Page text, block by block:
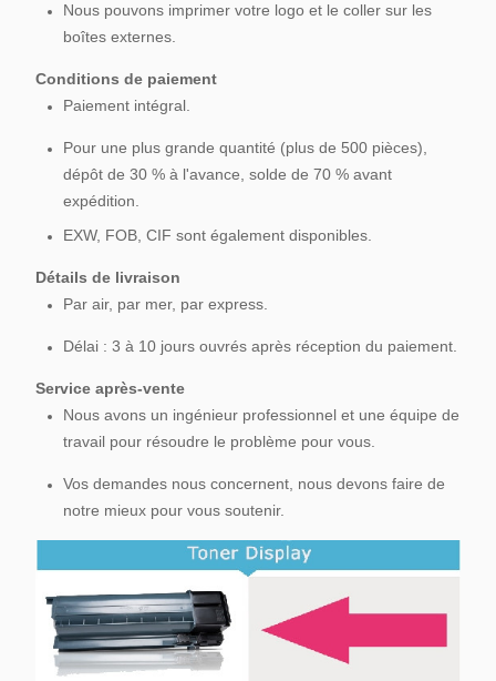
Nous pouvons imprimer votre logo et le coller sur les
boîtes externes.
Conditions de paiement
Paiement intégral.
Pour une plus grande quantité (plus de 500 pièces),
dépôt de 30 % à l'avance, solde de 70 % avant
expédition.
EXW, FOB, CIF sont également disponibles.
Détails de livraison
Par air, par mer, par express.
Délai : 3 à 10 jours ouvrés après réception du paiement.
Service après-vente
Nous avons un ingénieur professionnel et une équipe de
travail pour résoudre le problème pour vous.
Vos demandes nous concernent, nous devons faire de
notre mieux pour vous soutenir.